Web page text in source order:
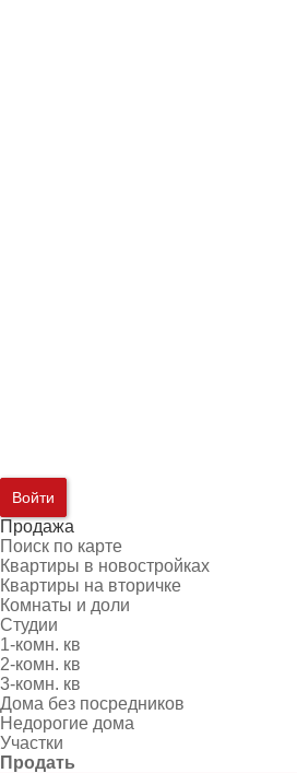
Войти
Продажа
Поиск по карте
Квартиры в новостройках
Квартиры на вторичке
Комнаты и доли
Студии
1-комн. кв
2-комн. кв
3-комн. кв
Дома без посредников
Недорогие дома
Участки
Продать